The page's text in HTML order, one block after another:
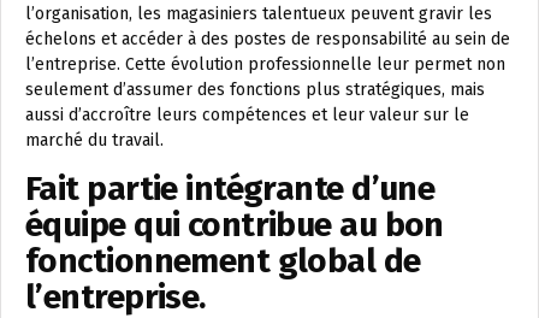
l’organisation, les magasiniers talentueux peuvent gravir les
échelons et accéder à des postes de responsabilité au sein de
l’entreprise. Cette évolution professionnelle leur permet non
seulement d’assumer des fonctions plus stratégiques, mais
aussi d’accroître leurs compétences et leur valeur sur le
marché du travail.
Fait partie intégrante d’une
équipe qui contribue au bon
fonctionnement global de
l’entreprise.